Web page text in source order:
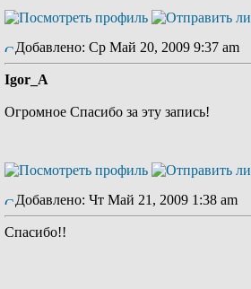
Добавлено: Ср Май 20, 2009 9:37 am
Igor_A
Огромное Спасибо за эту запись!
Добавлено: Чт Май 21, 2009 1:38 am
Спасибо!!